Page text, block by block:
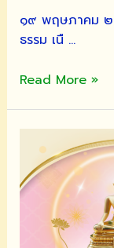
๑๙ พฤษภาคม
ธรรม เนื …
ขอ
เทศน์
ปฏิบัติ
Read More »